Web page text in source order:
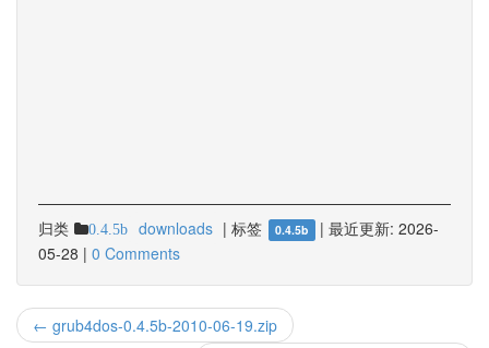
归类 0.4.5b downloads | 标签 0.4.5b | 最近更新: 2026-
05-28 | 0 Comments
← grub4dos-0.4.5b-2010-06-19.zip